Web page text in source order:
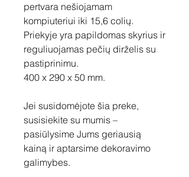
pertvara nešiojamam
kompiuteriui iki 15,6 colių.
Priekyje yra papildomas skyrius ir
reguliuojamas pečių dirželis su
pastiprinimu.
400 x 290 x 50 mm.
Jei susidomėjote šia preke,
susisiekite su mumis –
pasiūlysime Jums geriausią
kainą ir aptarsime dekoravimo
galimybes.